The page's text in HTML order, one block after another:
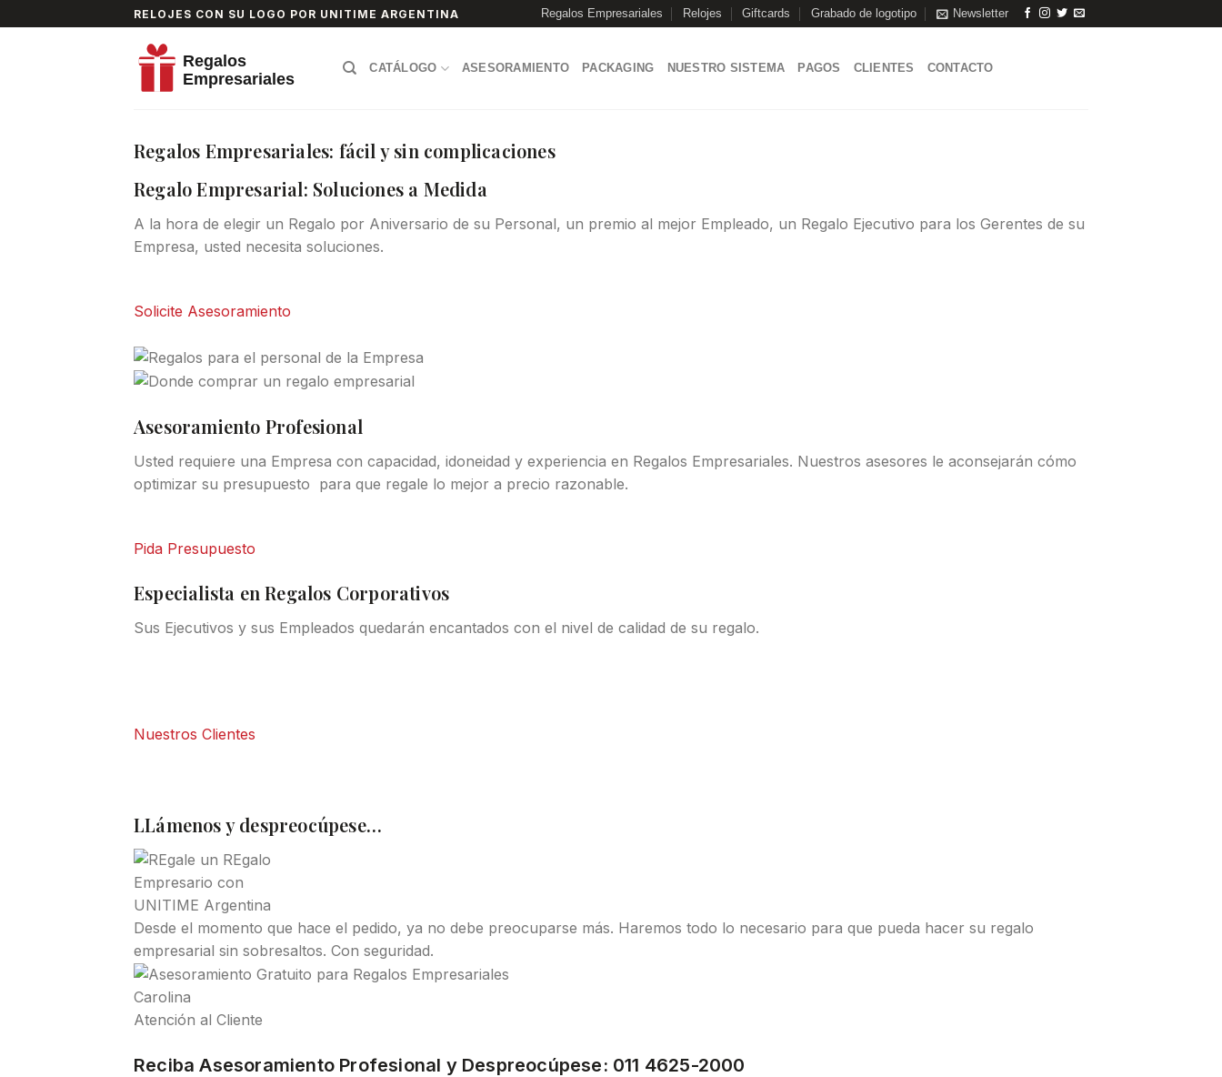
to
RELOJES CON SU LOGO POR UNITIME ARGENTINA Regalos Empresariales Relojes Giftcards Grabado de logotipo Newsletter
CATÁLOGO ASESORAMIENTO PACKAGING NUESTRO SISTEMA PAGOS CLIENTES CONTACTO
Regalos Empresariales: fácil y sin complicaciones
Regalo Empresarial: Soluciones a Medida
A la hora de elegir un Regalo por Aniversario de su Personal, un premio al mejor Empleado, un Regalo Ejecutivo para los Gerentes de su
Empresa, usted necesita soluciones.
Solicite Asesoramiento
Asesoramiento Profesional
Usted requiere una Empresa con capacidad, idoneidad y experiencia en Regalos Empresariales. Nuestros asesores le aconsejarán cómo
optimizar su presupuesto para que regale lo mejor a precio razonable.
Pida Presupuesto
Especialista en Regalos Corporativos
Sus Ejecutivos y sus Empleados quedarán encantados con el nivel de calidad de su regalo.
Nuestros Clientes
LLámenos y despreocúpese…
Desde el momento que hace el pedido, ya no debe preocuparse más. Haremos todo lo necesario para que pueda hacer su regalo
empresarial sin sobresaltos. Con seguridad.
Carolina
Atención al Cliente
Reciba Asesoramiento Profesional y Despreocúpese: 011 4625-2000